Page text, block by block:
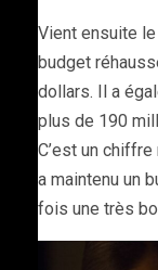
Vient ensuite
budget
dollars. Il a
plus de 190
C’est un
a maintenu un
fois une très